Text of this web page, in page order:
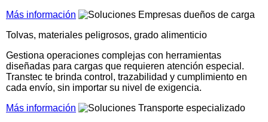
Más información
Tolvas, materiales peligrosos, grado alimenticio
Gestiona operaciones complejas con herramientas
diseñadas para cargas que requieren atención especial.
Transtec te brinda control, trazabilidad y cumplimiento en
cada envío, sin importar su nivel de exigencia.
Más información